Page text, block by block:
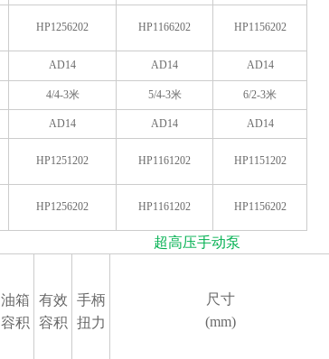
HP1256202 HP1166202 HP1156202
AD14 AD14 AD14
4/4-3米 5/4-3米 6/2-3米
AD14 AD14 AD14
HP1251202 HP1161202 HP1151202
HP1256202 HP1161202 HP1156202
超高压手动泵
油箱
容积
有效
容积
手柄
扭力
尺寸
(mm)